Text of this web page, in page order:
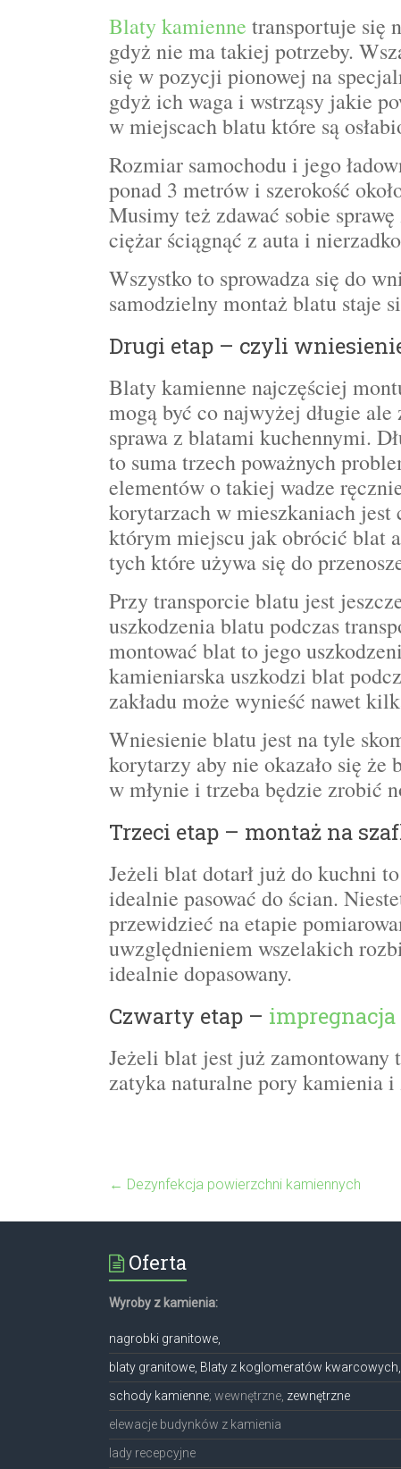
Blaty kamienne transportuje się
gdyż nie ma takiej potrzeby.
się w pozycji pionowej na
gdyż ich waga i wstrząsy jakie
w miejscach blatu które są
Rozmiar samochodu i jego
ponad 3 metrów i szerokość
Musimy też zdawać sobie
ciężar ściągnąć z auta i
Wszystko to sprowadza się do
samodzielny montaż blatu staje
Drugi etap – czyli
Blaty kamienne najczęściej
mogą być co najwyżej długie
sprawa z blatami kuchennymi.
to suma trzech poważnych
elementów o takiej wadze
korytarzach w mieszkaniach
którym miejscu jak obrócić blat
tych które używa się do
Przy transporcie blatu jest
uszkodzenia blatu podczas
montować blat to jego
kamieniarska uszkodzi blat
zakładu może wynieść nawet
Wniesienie blatu jest na tyle
korytarzy aby nie okazało się
w młynie i trzeba będzie zrobić
Trzeci etap – montaż na
Jeżeli blat dotarł już do kuchni
idealnie pasować do ścian.
przewidzieć na etapie
uwzględnieniem wszelakich
idealnie dopasowany.
Czwarty etap – impregnacja
Jeżeli blat jest już
zatyka naturalne pory kamienia
← Dezynfekcja powierzchni kamiennych
Oferta
Wyroby z kamienia:
nagrobki granitowe,
blaty granitowe, Blaty z koglomeratów kwarcowych,
schody kamienne; wewnętrzne, zewnętrzne
elewacje budynków z kamienia
lady recepcyjne